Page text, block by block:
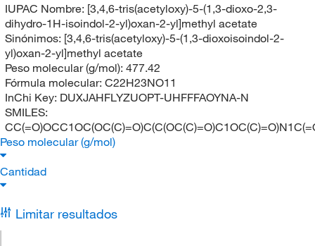
IUPAC Nombre: [3,4,6-tris(acetyloxy)-5-(1,3-dioxo-2,3-
dihydro-1H-isoindol-2-yl)oxan-2-yl]methyl acetate
Sinónimos: [3,4,6-tris(acetyloxy)-5-(1,3-dioxoisoindol-2-
yl)oxan-2-yl]methyl acetate
Peso molecular (g/mol): 477.42
Fórmula molecular: C22H23NO11
InChi Key: DUXJAHFLYZUOPT-UHFFFAOYNA-N
SMILES:
Peso molecular (g/mol)
Cantidad
Limitar resultados